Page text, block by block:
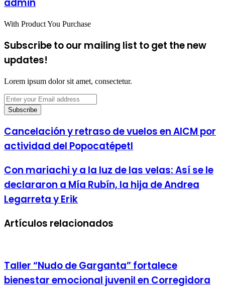
admin
With Product You Purchase
Subscribe to our mailing list to get the new
updates!
Lorem ipsum dolor sit amet, consectetur.
Enter
your
Email
Cancelación y retraso de vuelos en AICM por
actividad del Popocatépetl
Con mariachi y a la luz de las velas: Así se le
declararon a Mía Rubín, la hija de Andrea
Legarreta y Erik
Artículos relacionados
Taller “Nudo de Garganta” fortalece
bienestar emocional juvenil en Corregidora